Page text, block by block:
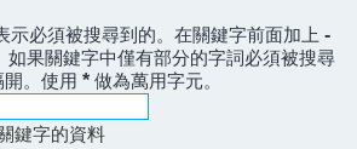
示必須被搜尋到的。在關鍵字前面加上 -
如果關鍵字中僅有部分的字詞必須被搜尋
開。使用 * 做為萬用字元。
鍵字的資料